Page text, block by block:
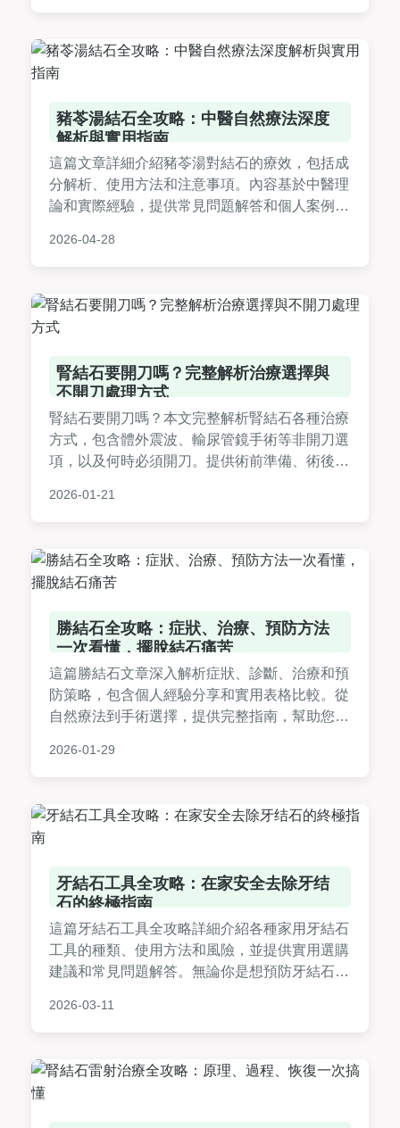
豬苓湯結石全攻略：中醫自然療法深度
解析與實用指南
這篇文章詳細介紹豬苓湯對結石的療效，包括成
分解析、使用方法和注意事項。內容基於中醫理
論和實際經驗，提供常見問題解答和個人案例，
民眾參考，避免手術風險。
2026-04-28
腎結石要開刀嗎？完整解析治療選擇與
不開刀處理方式
腎結石要開刀嗎？本文完整解析腎結石各種治療
方式，包含體外震波、輸尿管鏡手術等非開刀選
項，以及何時必須開刀。提供術前準備、術後照
定。
2026-01-21
勝結石全攻略：症狀、治療、預防方法
一次看懂，擺脫結石痛苦
這篇勝結石文章深入解析症狀、診斷、治療和預
防策略，包含個人經驗分享和實用表格比較。從
自然療法到手術選擇，提供完整指南，幫助您徹
參考。
2026-01-29
牙結石工具全攻略：在家安全去除牙结
石的終極指南
這篇牙結石工具全攻略詳細介紹各種家用牙結石
工具的種類、使用方法和風險，並提供實用選購
建議和常見問題解答。無論你是想預防牙結石還
答案，幫助你維護口腔健康。
2026-03-11